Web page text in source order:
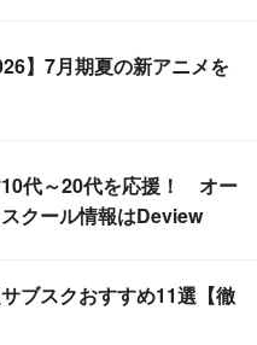
】7月期夏の新アニメを
代～20代を応援！ オー
クール情報はDeview
ブスクおすすめ11選【徹